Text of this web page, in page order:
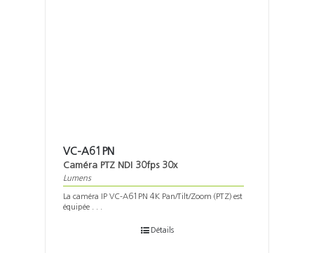
VC-A61PN
Caméra PTZ NDI 30fps 30x
Lumens
La caméra IP VC-A61PN 4K Pan/Tilt/Zoom (PTZ) est
équipée . . .
Détails